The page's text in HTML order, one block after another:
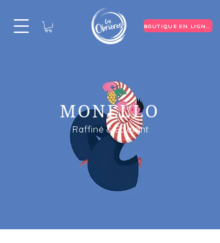
MONELLO
Raffiné & Éclatant